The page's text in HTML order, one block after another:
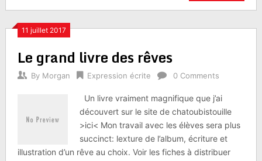
11 juillet 2017
Le grand livre des rêves
By Morgan Expression écrite 0 Comments
Un livre vraiment magnifique que j’ai
découvert sur le site de chatoubistouille
>ici< Mon travail avec les élèves sera plus
succinct: lexture de l’album, écriture et
illustration d’un rêve au choix. Voir les fiches à distribuer